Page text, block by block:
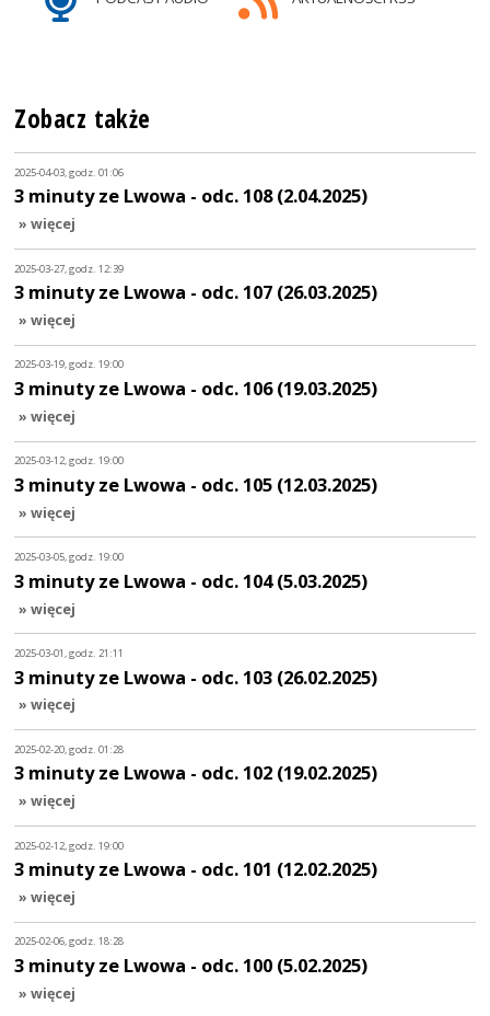
Zobacz także
2025-04-03, godz. 01:06
3 minuty ze Lwowa - odc. 108 (2.04.2025)
» więcej
2025-03-27, godz. 12:39
3 minuty ze Lwowa - odc. 107 (26.03.2025)
» więcej
2025-03-19, godz. 19:00
3 minuty ze Lwowa - odc. 106 (19.03.2025)
» więcej
2025-03-12, godz. 19:00
3 minuty ze Lwowa - odc. 105 (12.03.2025)
» więcej
2025-03-05, godz. 19:00
3 minuty ze Lwowa - odc. 104 (5.03.2025)
» więcej
2025-03-01, godz. 21:11
3 minuty ze Lwowa - odc. 103 (26.02.2025)
» więcej
2025-02-20, godz. 01:28
3 minuty ze Lwowa - odc. 102 (19.02.2025)
» więcej
2025-02-12, godz. 19:00
3 minuty ze Lwowa - odc. 101 (12.02.2025)
» więcej
2025-02-06, godz. 18:28
3 minuty ze Lwowa - odc. 100 (5.02.2025)
» więcej